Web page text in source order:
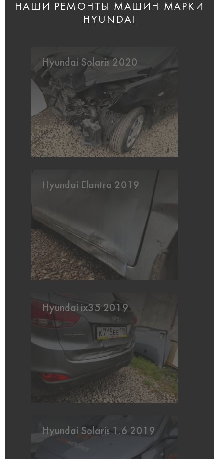
НАШИ РЕМОНТЫ МАШИН МАРКИ
HYUNDAI
Hyundai Solaris 2020
Hyundai Elantra 2019
Hyundai ix35 2019
Hyundai Solaris 1.6 2019